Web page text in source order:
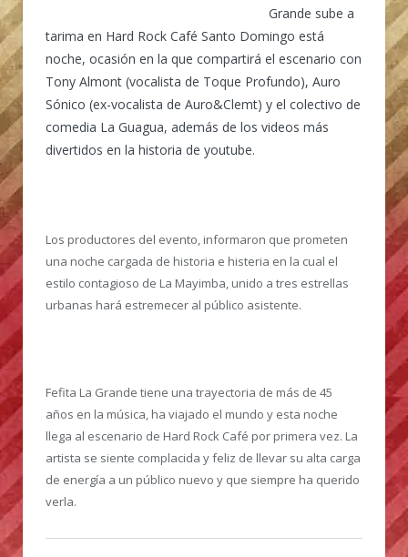
Grande sube a
tarima en Hard Rock Café Santo Domingo está
noche, ocasión en la que compartirá el escenario con
Tony Almont (vocalista de Toque Profundo), Auro
Sónico (ex-vocalista de Auro&Clemt) y el colectivo de
comedia La Guagua, además de los videos más
divertidos en la historia de youtube.
Los productores del evento, informaron que prometen
una noche cargada de historia e histeria en la cual el
estilo contagioso de La Mayimba, unido a tres estrellas
urbanas hará estremecer al público asistente.
Fefita La Grande tiene una trayectoria de más de 45
años en la música, ha viajado el mundo y esta noche
llega al escenario de Hard Rock Café por primera vez. La
artista se siente complacida y feliz de llevar su alta carga
de energía a un público nuevo y que siempre ha querido
verla.